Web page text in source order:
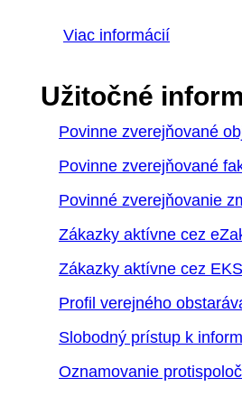
Viac informácií
Užitočné
Povinne zverejňované
Povinne zverejňované
Povinné zverejňovanie
Zákazky aktívne cez
Zákazky aktívne cez EKS
Profil verejného
Slobodný prístup k
Oznamovanie